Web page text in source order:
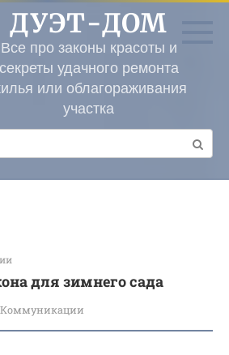
ДУЭТ-ДОМ
Все про законы красоты и
секреты удачного ремонта
или облагораживания
участка
для зимнего сада
Коммуникации